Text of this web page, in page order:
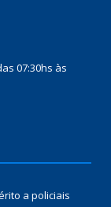
07:30hs às
a policiais